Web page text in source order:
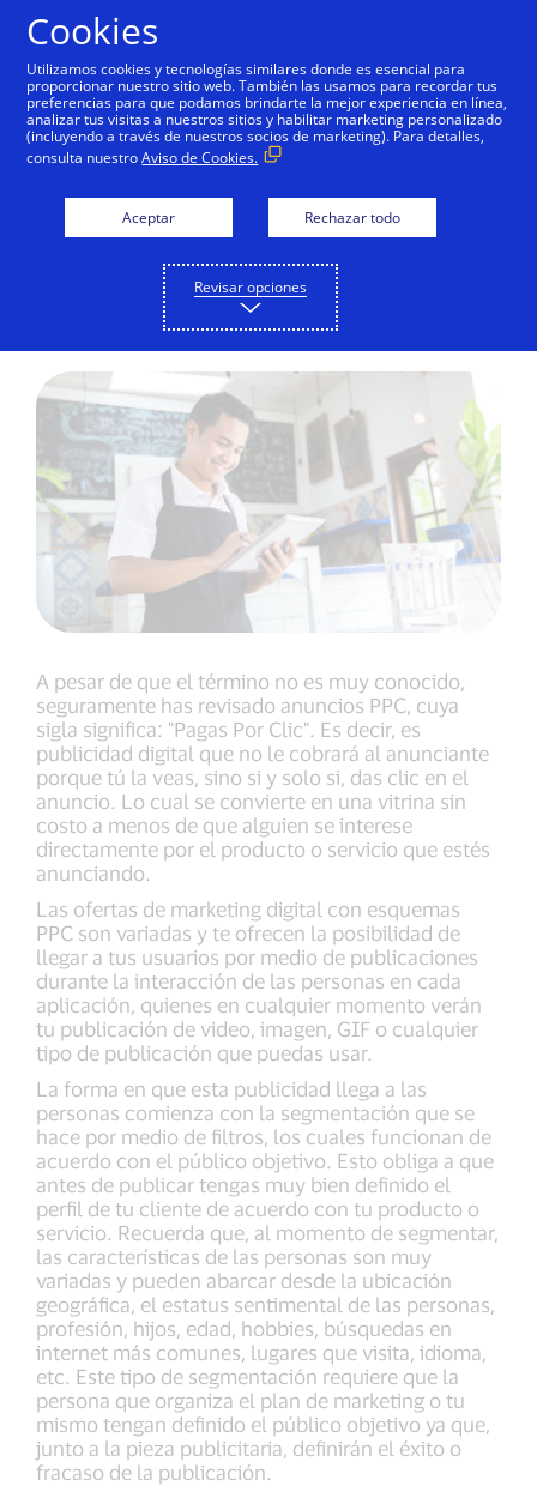
EDUCACIÓN DIGITAL
Google Adwords: una
excelente opción en
publicidad para
pequeños negocios
A pesar de que el término no es muy conocido,
seguramente has revisado anuncios PPC, cuya
sigla significa: "Pagas Por Clic". Es decir, es
publicidad digital que no le cobrará al anunciante
porque tú la veas, sino si y solo si, das clic en el
anuncio. Lo cual se convierte en una vitrina sin
costo a menos de que alguien se interese
directamente por el producto o servicio que estés
anunciando.
Las ofertas de marketing digital con esquemas
PPC son variadas y te ofrecen la posibilidad de
llegar a tus usuarios por medio de publicaciones
durante la interacción de las personas en cada
aplicación, quienes en cualquier momento verán
tu publicación de video, imagen, GIF o cualquier
tipo de publicación que puedas usar.
La forma en que esta publicidad llega a las
personas comienza con la segmentación que se
hace por medio de filtros, los cuales funcionan de
acuerdo con el público objetivo. Esto obliga a que
antes de publicar tengas muy bien definido el
perfil de tu cliente de acuerdo con tu producto o
servicio. Recuerda que, al momento de segmentar,
las características de las personas son muy
variadas y pueden abarcar desde la ubicación
geográfica, el estatus sentimental de las personas,
profesión, hijos, edad, hobbies, búsquedas en
internet más comunes, lugares que visita, idioma,
etc. Este tipo de segmentación requiere que la
persona que organiza el plan de marketing o tu
mismo tengan definido el público objetivo ya que,
junto a la pieza publicitaria, definirán el éxito o
fracaso de la publicación.
Cookies
Utilizamos cookies y tecnologías similares donde es esencial para
proporcionar nuestro sitio web. También las usamos para recordar tus
preferencias para que podamos brindarte la mejor experiencia en línea,
analizar tus visitas a nuestros sitios y habilitar marketing personalizado
(incluyendo a través de nuestros socios de marketing). Para detalles,
consulta nuestroAviso de Cookies.
Aceptar Rechazar todo
Revisar opciones